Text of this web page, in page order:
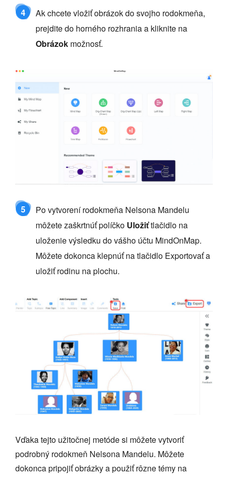
4
Ak chcete vložiť obrázok do svojho rodokmeňa,
prejdite do horného rozhrania a kliknite na
Obrázok možnosť.
5
Po vytvorení rodokmeňa Nelsona Mandelu
môžete zaškrtnúť políčko Uložiťtlačidlo na
uloženie výsledku do vášho účtu MindOnMap.
Môžete dokonca klepnúť na tlačidlo Exportovať a
uložiť rodinu na plochu.
Vďaka tejto užitočnej metóde si môžete vytvoriť
podrobný rodokmeň Nelsona Mandelu. Môžete
dokonca pripojiť obrázky a použiť rôzne témy na